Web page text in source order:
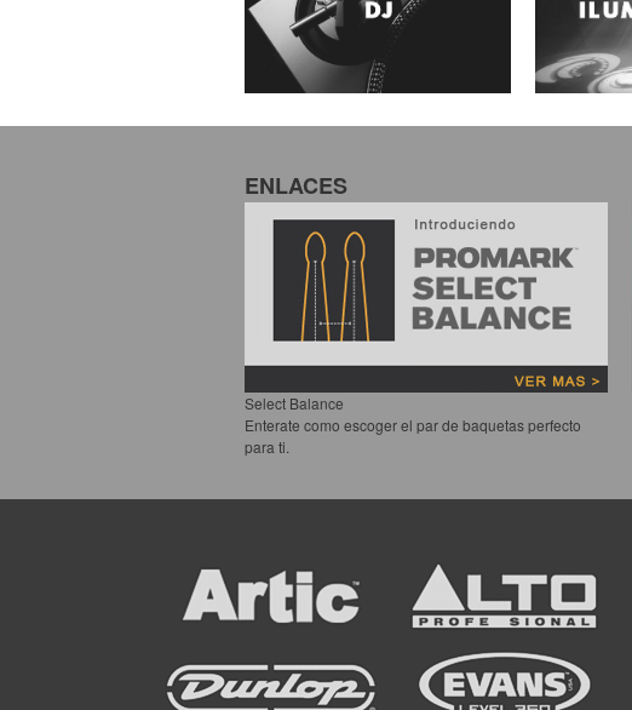
ENLACES
Select Balance
Enterate como escoger el par de baquetas perfecto
para ti.